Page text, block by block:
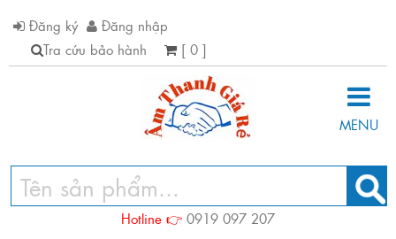
Đăng ký
Đăng nhập
Tra cứu bảo hành
[ 0 ]
MENU
Hotline 👉 0919 097 207